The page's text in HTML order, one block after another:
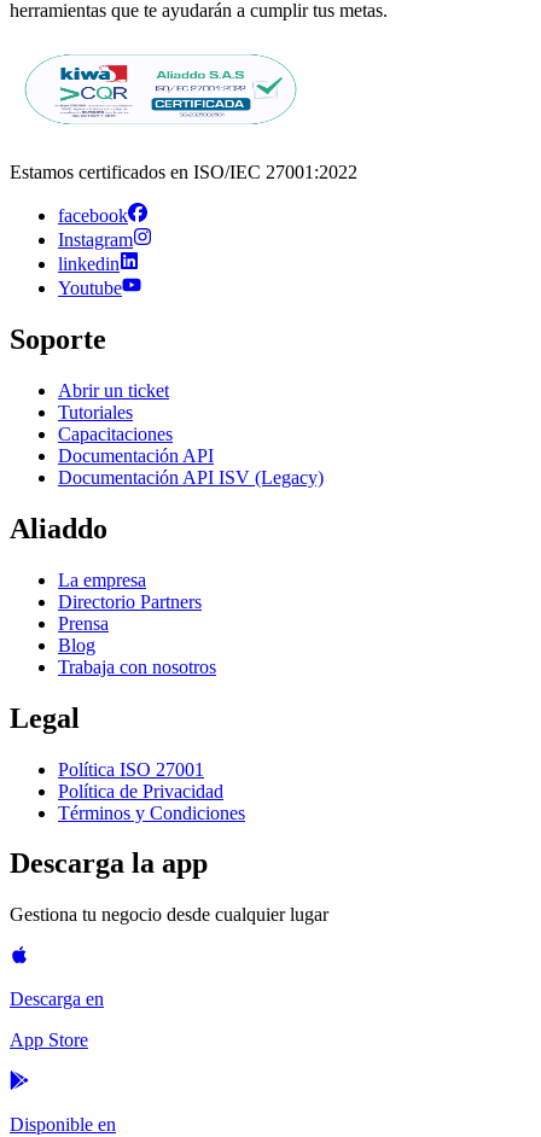
herramientas que te ayudarán a cumplir tus metas.
Estamos certificados en ISO/IEC 27001:2022
facebook
Instagram
linkedin
Youtube
Soporte
Abrir un ticket
Tutoriales
Capacitaciones
Documentación API
Documentación API ISV (Legacy)
Aliaddo
La empresa
Directorio Partners
Prensa
Blog
Trabaja con nosotros
Legal
Política ISO 27001
Política de Privacidad
Términos y Condiciones
Descarga la app
Gestiona tu negocio desde cualquier lugar
Descarga en
App Store
Disponible en